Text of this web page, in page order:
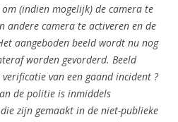
(indien mogelijk) de camera te
andere camera te activeren en de
aangeboden beeld wordt nu nog
worden gevorderd. Beeld
van een gaand incident ?
de politie is inmiddels
zijn gemaakt in de niet-publieke